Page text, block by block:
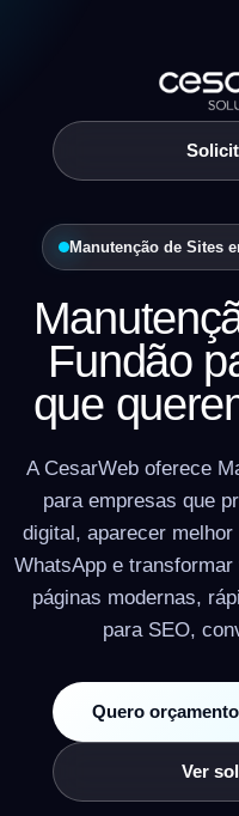
Manutenção de Sites
Fundão
que
A CesarWeb oferece
para empresas que
digital, aparecer
WhatsApp e
páginas modernas,
para SEO,
Quero
Ver